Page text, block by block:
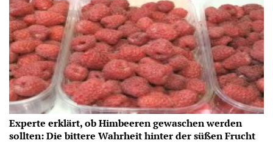
Experte erklärt, ob Himbeeren gewaschen werden
sollten: Die bittere Wahrheit hinter der süßen Frucht